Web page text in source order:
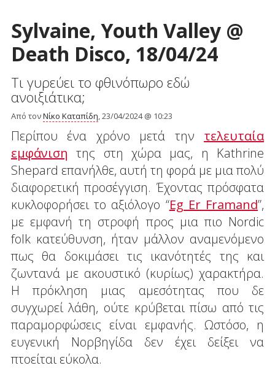
Sylvaine, Youth Valley @
Death Disco, 18/04/24
Τι γυρεύει το φθινόπωρο εδώ
ανοιξιάτικα;
Από τονΝίκο Καταπίδη, 23/04/2024 @ 10:23
Περίπου ένα χρόνο μετά την τελευταία
εμφάνιση της στη χώρα μας, η Kathrine
Shepard επανήλθε, αυτή τη φορά με μια πολύ
διαφορετική προσέγγιση. Έχοντας πρόσφατα
κυκλοφορήσει το αξιόλογο “Eg Er Framand”,
με εμφανή τη στροφή προς μια πιο Nordic
folk κατεύθυνση, ήταν μάλλον αναμενόμενο
πως θα δοκιμάσει τις ικανότητές της και
ζωντανά με ακουστικό (κυρίως) χαρακτήρα.
Η πρόκληση μιας αμεσότητας που δε
συγχωρεί λάθη, ούτε κρύβεται πίσω από τις
παραμορφώσεις είναι εμφανής. Ωστόσο, η
ευγενική Νορβηγίδα δεν έχει δείξει να
πτοείται εύκολα.